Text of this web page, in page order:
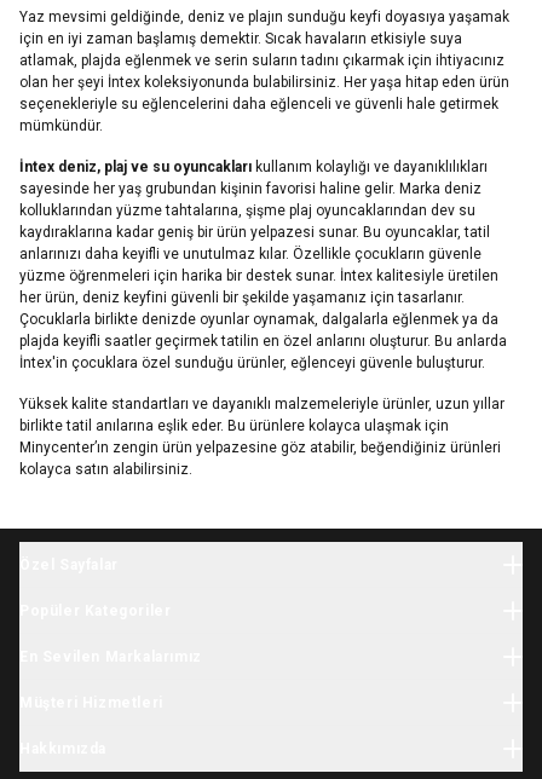
Yaz mevsimi geldiğinde, deniz ve plajın sunduğu keyfi doyasıya yaşamak
için en iyi zaman başlamış demektir. Sıcak havaların etkisiyle suya
atlamak, plajda eğlenmek ve serin suların tadını çıkarmak için ihtiyacınız
olan her şeyi İntex koleksiyonunda bulabilirsiniz. Her yaşa hitap eden ürün
seçenekleriyle su eğlencelerini daha eğlenceli ve güvenli hale getirmek
mümkündür.
İntex deniz, plaj ve su oyuncakları kullanım kolaylığı ve dayanıklılıkları
sayesinde her yaş grubundan kişinin favorisi haline gelir. Marka deniz
kolluklarından yüzme tahtalarına, şişme plaj oyuncaklarından dev su
kaydıraklarına kadar geniş bir ürün yelpazesi sunar. Bu oyuncaklar, tatil
anlarınızı daha keyifli ve unutulmaz kılar. Özellikle çocukların güvenle
yüzme öğrenmeleri için harika bir destek sunar. İntex kalitesiyle üretilen
her ürün, deniz keyfini güvenli bir şekilde yaşamanız için tasarlanır.
Çocuklarla birlikte denizde oyunlar oynamak, dalgalarla eğlenmek ya da
plajda keyifli saatler geçirmek tatilin en özel anlarını oluşturur. Bu anlarda
İntex'in çocuklara özel sunduğu ürünler, eğlenceyi güvenle buluşturur.
Yüksek kalite standartları ve dayanıklı malzemeleriyle ürünler, uzun yıllar
birlikte tatil anılarına eşlik eder. Bu ürünlere kolayca ulaşmak için
Minycenter’ın zengin ürün yelpazesine göz atabilir, beğendiğiniz ürünleri
kolayca satın alabilirsiniz.
OshKosh